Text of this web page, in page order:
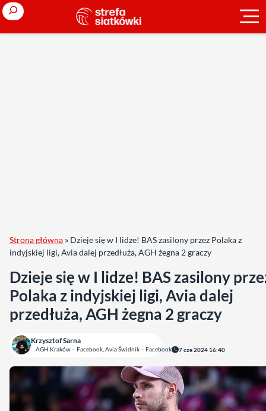
Search
Strona główna » Dzieje się w I lidze! BAS zasilony przez Polaka z
indyjskiej ligi, Avia dalej przedłuża, AGH żegna 2 graczy
Dzieje się w I lidze! BAS zasilony
Polaka z indyjskiej ligi, Avia dalej
przedłuża, AGH żegna 2 graczy
Krzysztof Sarna
AGH Kraków – Facebook, Avia Świdnik – Facebook 7 cze 2024 16:40